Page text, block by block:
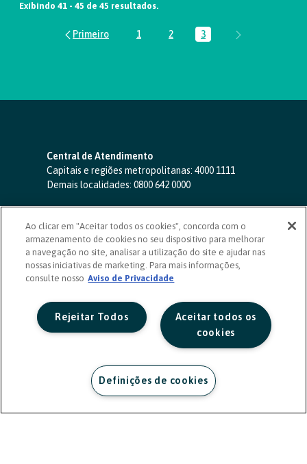
Exibindo 41 - 45 de 45 resultados.
Página
1 Página
2 Página
3
Central de Atendimento
Capitais e regiões metropolitanas: 4000 1111
Demais localidades: 0800 642 0000
SAC 24 horas-0800 724 4420
Ouvidoria
0800 725 0996
(de segunda a sexta, das 8h às 20h)
ouvidoriasicoob.com.br
Deficientes auditivos ou de fala
Ao clicar em "Aceitar todos os cookies", concorda com o
armazenamento de cookies no seu dispositivo para melhorar
a navegação no site, analisar a utilização do site e ajudar nas
nossas iniciativas de marketing. Para mais informações,
consulte nosso Aviso de Privacidade
Aceitar todos os
cookies
Rejeitar Todos
Definições de cookies